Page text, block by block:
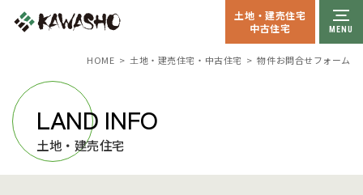
土地・建売住宅
中古住宅
HOME 土地・建売住宅・中古住宅 物件お問合せフォーム
LAND INFO
土地・建売住宅